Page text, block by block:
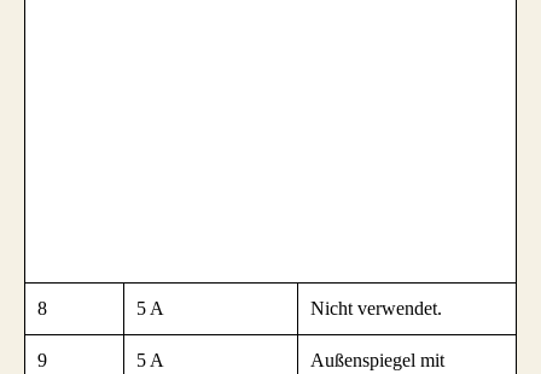
8 5 A Nicht verwendet.
9 5 A Außenspiegel mit